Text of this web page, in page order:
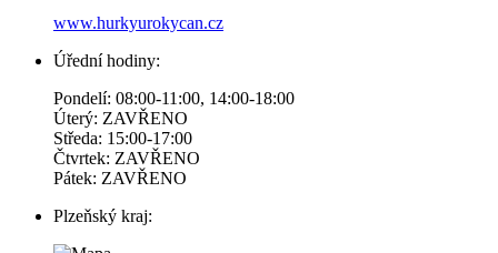
www.hurkyurokycan.cz
Úřední hodiny:
Pondelí: 08:00-11:00, 14:00-18:00
Úterý: ZAVŘENO
Středa: 15:00-17:00
Čtvrtek: ZAVŘENO
Pátek: ZAVŘENO
Plzeňský kraj: